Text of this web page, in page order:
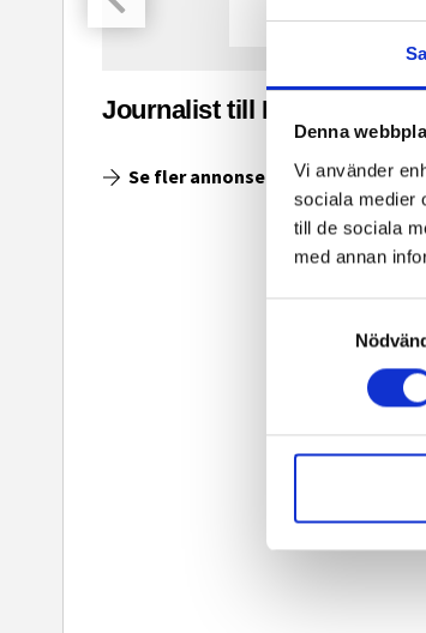
Denna
Vi använder
sociala medier
till de sociala
med annan
Journalist till Ingenjoren.se
Se fler annonser